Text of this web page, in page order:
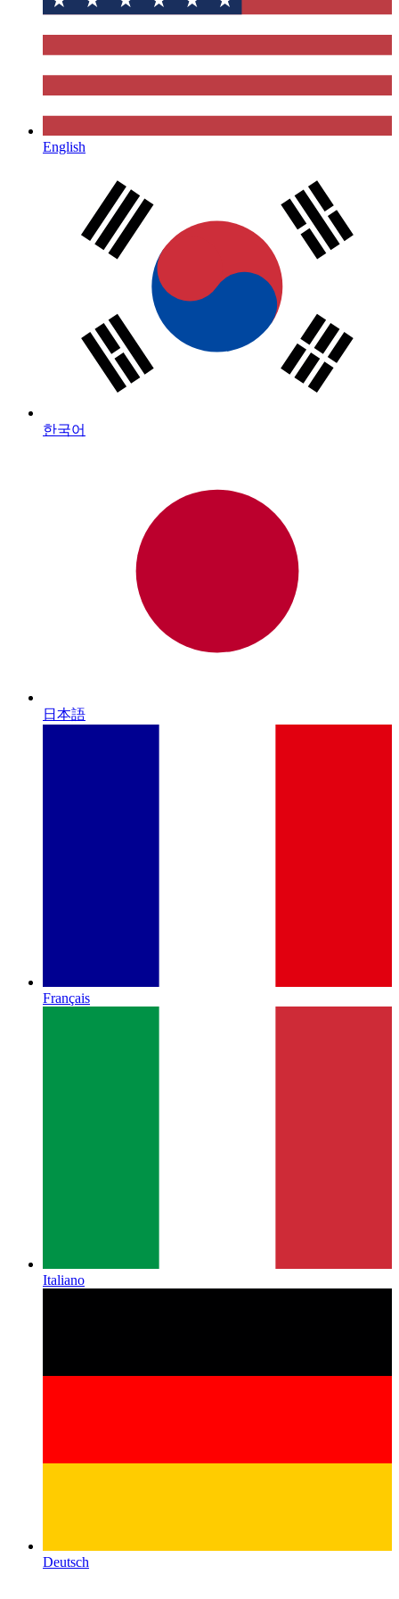
English
한국어
日本語
Français
Italiano
Deutsch